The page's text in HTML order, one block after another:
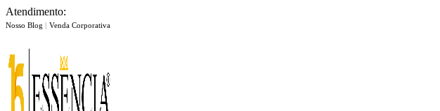
Atendimento:
Nosso Blog | Venda Corporativa